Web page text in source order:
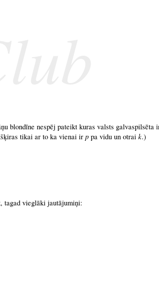
blondīne nespēj pateikt kuras valsts galvaspilsēta
tikai ar to ka vienai ir p pa vidu un otrai k.)
tagad vieglāki jautājumiņi: